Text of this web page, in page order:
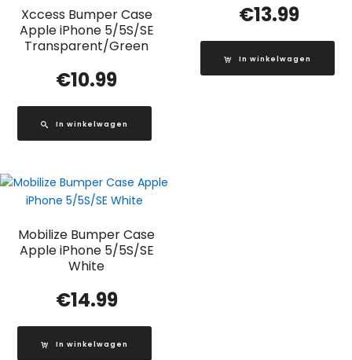
Xccess Bumper Case
Apple iPhone 5/5S/SE
Transparent/Green
€10.99
In winkelwagen
€13.99
In winkelwagen
Mobilize Bumper Case
Apple iPhone 5/5S/SE
White
€14.99
In winkelwagen